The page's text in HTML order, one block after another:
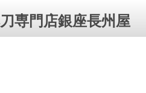
専門店銀座⻑州屋